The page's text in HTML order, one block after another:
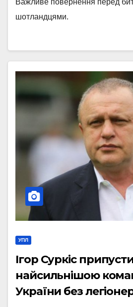
Важливе повернення перед
шотландцями.
УПЛ
Ігор Суркіс
найсильнішою
України без